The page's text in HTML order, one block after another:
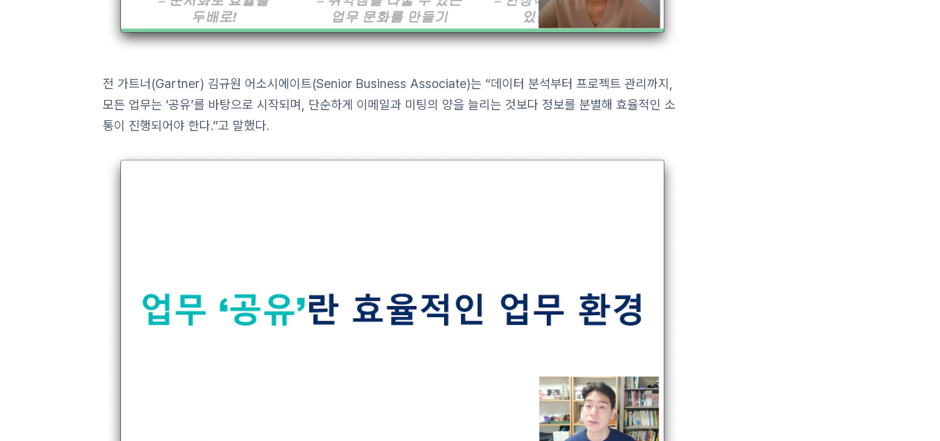
전 가트너(Gartner) 김규원 어소시에이트(Senior Business Associate)는 “데이터 분석부터 프로젝트 관리까지,
모든 업무는 ‘공유’를 바탕으로 시작되며, 단순하게 이메일과 미팅의 양을 늘리는 것보다 정보를 분별해 효율적인 소
통이 진행되어야 한다.”고 말했다.